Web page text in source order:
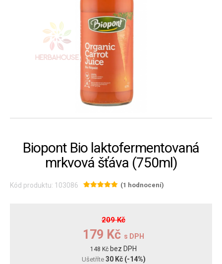
Biopont Bio laktofermentovaná
mrkvová šťáva (750ml)
Kód produktu: 103086 (1 hodnocení)
209 Kč
179 Kč s DPH
148 Kč bez DPH
Ušetříte 30 Kč (-14%)